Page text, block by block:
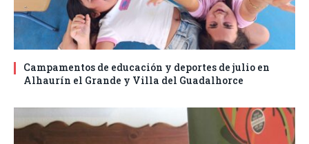
Campamentos de educación y deportes de julio en
Alhaurín el Grande y Villa del Guadalhorce